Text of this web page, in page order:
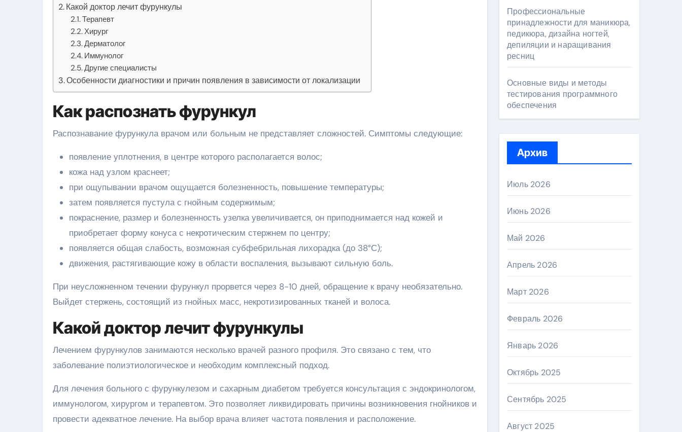
Какой доктор лечит фурункулы
Терапевт
Хирург
Дерматолог
Иммунолог
Другие специалисты
Особенности диагностики и причин появления в зависимости от локализации
Как распознать фурункул
Распознавание фурункула врачом или больным не представляет сложностей. Симптомы следующие:
появление уплотнения, в центре которого располагается волос;
кожа над узлом краснеет;
при ощупывании врачом ощущается болезненность, повышение температуры;
затем появляется пустула с гнойным содержимым;
покраснение, размер и болезненность узелка увеличивается, он приподнимается над кожей и
приобретает форму конуса с некротическим стержнем по центру;
появляется общая слабость, возможная субфебрильная лихорадка (до 38°С);
движения, растягивающие кожу в области воспаления, вызывают сильную боль.
При неусложненном течении фурункул прорвется через 8-10 дней, обращение к врачу необязательно.
Выйдет стержень, состоящий из гнойных масс, некротизированных тканей и волоса.
Какой доктор лечит фурункулы
Лечением фурункулов занимаются несколько врачей разного профиля. Это связано с тем, что
заболевание полиэтиологическое и необходим комплексный подход.
Для лечения больного с фурункулезом и сахарным диабетом требуется консультация с эндокринологом,
иммунологом, хирургом и терапевтом. Это позволяет ликвидировать причины возникновения гнойников и
провести адекватное лечение. На выбор врача влияет частота появления и расположение.
Профессиональные
принадлежности для маникюра,
педикюра, дизайна ногтей,
депиляции и наращивания
ресниц
Основные виды и методы
тестирования программного
обеспечения
Архив
Июль 2026
Июнь 2026
Май 2026
Апрель 2026
Март 2026
Февраль 2026
Январь 2026
Октябрь 2025
Сентябрь 2025
Август 2025